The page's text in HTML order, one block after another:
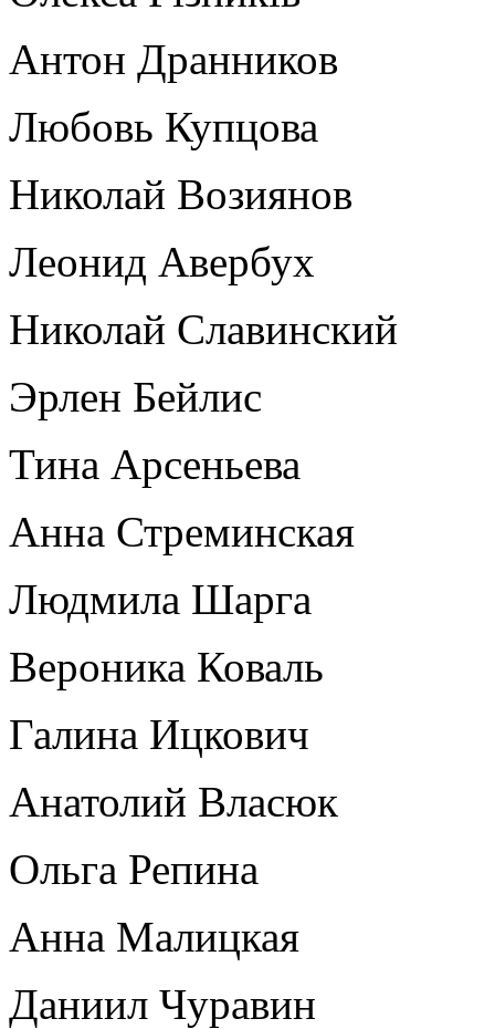
Антон Дранников
Любовь Купцова
Николай Возиянов
Леонид Авербух
Николай Славинский
Эрлен Бейлис
Тина Арсеньева
Анна Стреминская
Людмила Шарга
Вероника Коваль
Галина Ицкович
Анатолий Власюк
Ольга Репина
Анна Малицкая
Даниил Чуравин